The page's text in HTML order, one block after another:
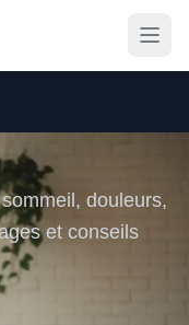
douleurs,
et conseils